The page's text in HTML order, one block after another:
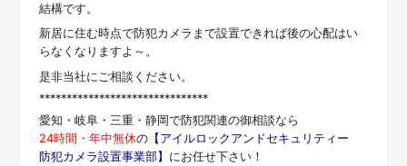
結構です。
新居に住む時点で防犯カメラまで設置できれば後の心配はい
らなくなりますよ～。
是非当社にご相談ください。
*******************************
愛知・岐阜・三重・静岡で防犯関連の御相談なら
24時間・年中無休の【アイルロックアンドセキュリティー
防犯カメラ設置事業部】 にお任せ下さい！